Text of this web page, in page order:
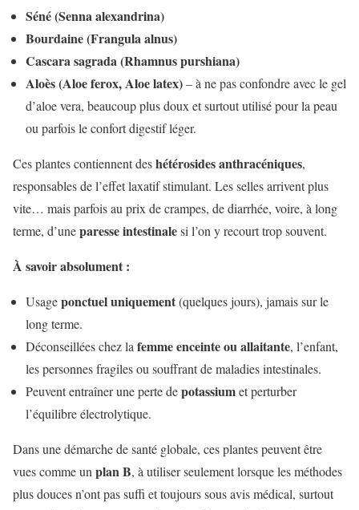
Séné (Senna alexandrina)
Bourdaine (Frangula alnus)
Cascara sagrada (Rhamnus purshiana)
Aloès (Aloe ferox, Aloe latex)– à ne pas confondre avec le gel
d’aloe vera, beaucoup plus doux et surtout utilisé pour la peau
ou parfois le confort digestif léger.
Ces plantes contiennent deshétérosides anthracéniques,
responsables de l’effet laxatif stimulant. Les selles arrivent plus
vite… mais parfois au prix de crampes, de diarrhée, voire, à long
terme, d’uneparesse intestinalesi l’on y recourt trop souvent.
À savoir absolument :
Usageponctuel uniquement(quelques jours), jamais sur le
long terme.
Déconseillées chez la femme enceinte ou allaitante, l’enfant,
les personnes fragiles ou souffrant de maladies intestinales.
Peuvent entraîner une perte depotassiumet perturber
l’équilibre électrolytique.
Dans une démarche de santé globale, ces plantes peuvent être
vues comme un plan B, à utiliser seulement lorsque les méthodes
plus douces n’ont pas suffi et toujours sous avis médical, surtout